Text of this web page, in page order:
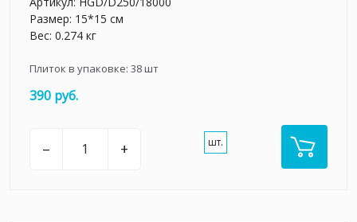
Размер: 15*15 см
Вес: 0.274 кг
Плиток в упаковке: 38шт
390 руб.
– + шт.